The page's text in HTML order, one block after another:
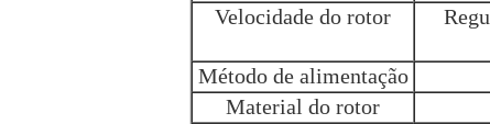
Velocidade do rotor
Método de alimentação
Material do rotor